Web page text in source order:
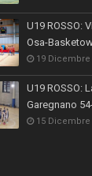
U19 ROSSO:
Osa-
19 Dicembre
U19 ROSSO:
Garegnano
15 Dicembre